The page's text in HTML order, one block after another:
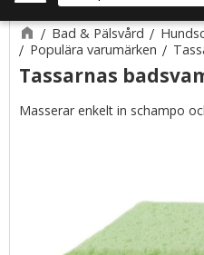
Bad & Pälsvård
Populära varumärken
Tassarnas
Masserar enkelt in schampo